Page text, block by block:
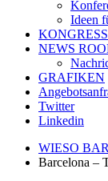
Ideen
NEWS
GRAFIKEN
Twitter
Linkedin
WIESO
Barcelona –